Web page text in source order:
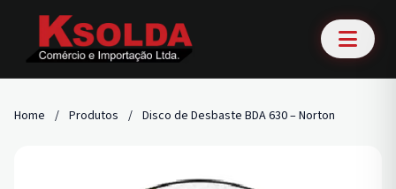
Home / Produtos / Disco de Desbaste BDA 630 – Norton